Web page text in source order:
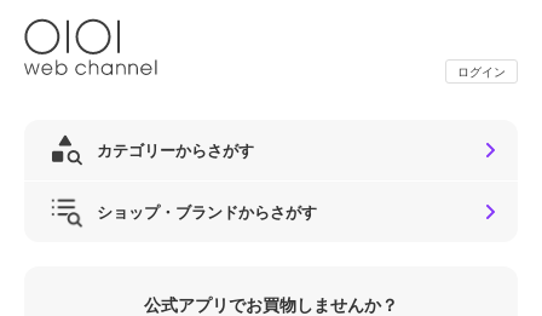
ログイン
カテゴリーからさがす
ショップ・ブランドからさがす
公式アプリでお買物しませんか？